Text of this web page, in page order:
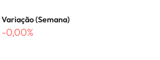
Variação (Semana)
-0,00%